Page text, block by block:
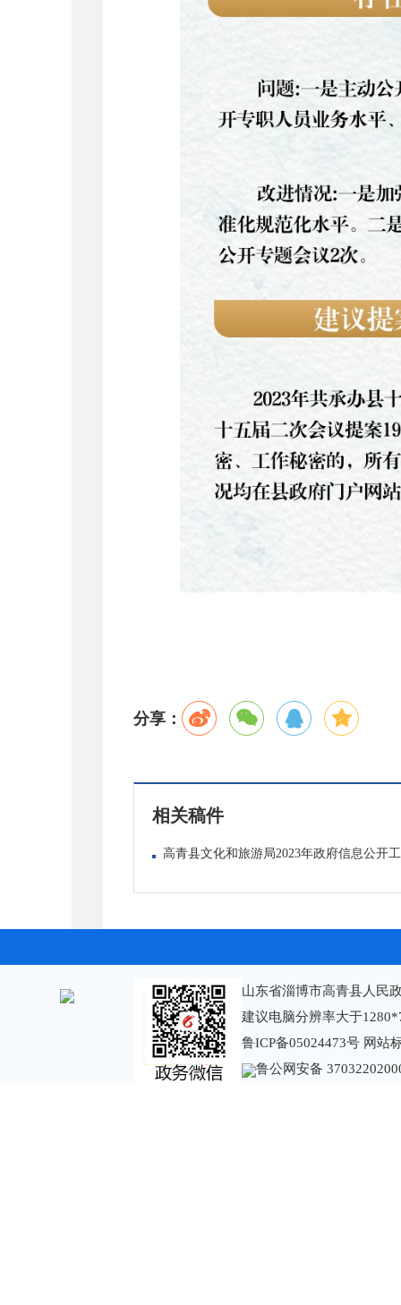
分享：
相关稿件
高青县文化和旅游局2023年政府信息公开
山东省淄博市高青县人民
建议电脑分辨率大于
鲁ICP备05024473号 网站
鲁公网安备